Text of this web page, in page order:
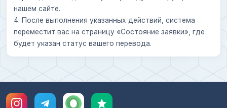
нашем сайте.
4. После выполнения указанных действий, система
переместит вас на страницу «Состояние заявки», где
будет указан статус вашего перевода.